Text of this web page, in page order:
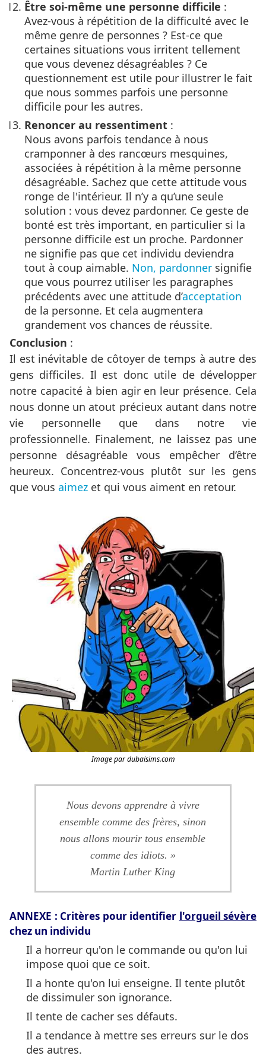
Être soi-même une personne difficile :
Avez-vous à répétition de la difficulté avec le
même genre de personnes ? Est-ce que
certaines situations vous irritent tellement
que vous devenez désagréables ? Ce
questionnement est utile pour illustrer le fait
que nous sommes parfois une personne
difficile pour les autres.
Renoncer au ressentiment :
Nous avons parfois tendance à nous
cramponner à des rancœurs mesquines,
associées à répétition à la même personne
désagréable. Sachez que cette attitude vous
ronge de l'intérieur. Il n’y a qu’une seule
solution : vous devez pardonner. Ce geste de
bonté est très important, en particulier si la
personne difficile est un proche. Pardonner
ne signifie pas que cet individu deviendra
tout à coup aimable. Non, pardonner signifie
que vous pourrez utiliser les paragraphes
précédents avec une attitude d’acceptation
de la personne. Et cela augmentera
grandement vos chances de réussite.
Conclusion :
Il est inévitable de côtoyer de temps à autre des
gens difficiles. Il est donc utile de développer
notre capacité à bien agir en leur présence. Cela
nous donne un atout précieux autant dans notre
vie personnelle que dans notre vie
professionnelle. Finalement, ne laissez pas une
personne désagréable vous empêcher d’être
heureux. Concentrez-vous plutôt sur les gens
que vous aimez et qui vous aiment en retour.
Image par dubaisims.com
Nous devons apprendre à vivre
ensemble comme des frères, sinon
nous allons mourir tous ensemble
comme des idiots. »
Martin Luther King
ANNEXE : Critères pour identifier l'orgueil sévère
chez un individu
Il a horreur qu'on le commande ou qu'on lui
impose quoi que ce soit.
Il a honte qu'on lui enseigne. Il tente plutôt
de dissimuler son ignorance.
Il tente de cacher ses défauts.
Il a tendance à mettre ses erreurs sur le dos
des autres.